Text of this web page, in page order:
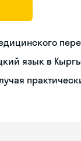
язык в